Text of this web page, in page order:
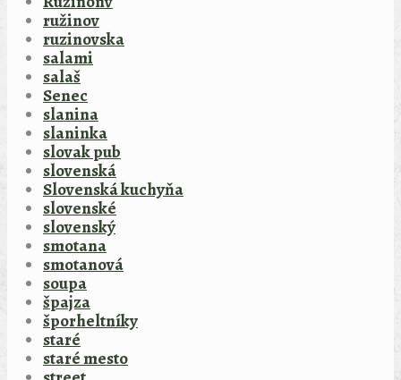
ružinov
ruzinovska
salami
salaš
Senec
slanina
slaninka
slovak pub
slovenská
Slovenská kuchyňa
slovenské
slovenský
smotana
smotanová
soupa
špajza
šporheltníky
staré
staré mesto